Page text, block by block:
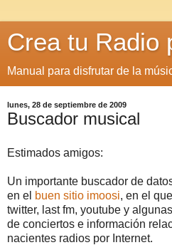
Crea tu Radio
Manual para disfrutar de la
lunes, 28 de septiembre de 2009
Buscador musical
Estimados amigos:
Un importante buscador de
en el buen sitio imoosi, en el
twitter, last fm, youtube y
de conciertos e información
nacientes radios por Internet.